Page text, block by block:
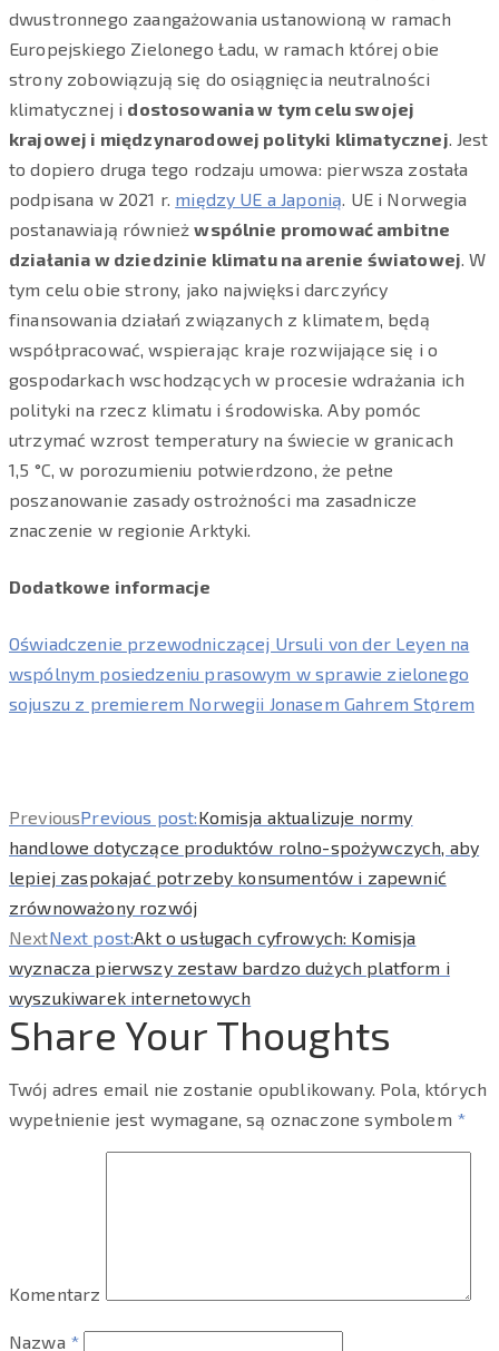
dwustronnego zaangażowania ustanowioną w ramach
Europejskiego Zielonego Ładu, w ramach której obie
strony zobowiązują się do osiągnięcia neutralności
klimatycznej i dostosowania w tym celu swojej
krajowej i międzynarodowej polityki klimatycznej. Jest
to dopiero druga tego rodzaju umowa: pierwsza została
podpisana w 2021 r. między UE a Japonią. UE i Norwegia
postanawiają równieżwspólnie promować ambitne
działania w dziedzinie klimatu na arenie światowej. W
tym celu obie strony, jako najwięksi darczyńcy
finansowania działań związanych z klimatem, będą
współpracować, wspierając kraje rozwijające się i o
gospodarkach wschodzących w procesie wdrażania ich
polityki na rzecz klimatu i środowiska. Aby pomóc
utrzymać wzrost temperatury na świecie w granicach
1,5 °C, w porozumieniu potwierdzono, że pełne
poszanowanie zasady ostrożności ma zasadnicze
znaczenie w regionie Arktyki.
Dodatkowe informacje
Oświadczenie przewodniczącej Ursuli von der Leyen na
wspólnym posiedzeniu prasowym w sprawie zielonego
sojuszu z premierem Norwegii Jonasem Gahrem Størem
PreviousPrevious post:Komisja aktualizuje normy
handlowe dotyczące produktów rolno-spożywczych, aby
lepiej zaspokajać potrzeby konsumentów i zapewnić
zrównoważony rozwój
NextNext post:Akt o usługach cyfrowych: Komisja
wyznacza pierwszy zestaw bardzo dużych platform i
wyszukiwarek internetowych
Share Your Thoughts
Twój adres email nie zostanie opublikowany. Pola, których
wypełnienie jest wymagane, są oznaczone symbolem *
Komentarz
Nazwa *